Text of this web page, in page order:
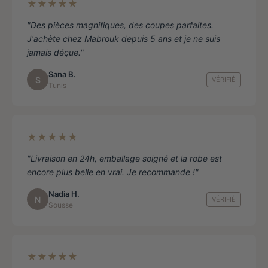
★★★★★
"Des pièces magnifiques, des coupes parfaites.
J'achète chez Mabrouk depuis 5 ans et je ne suis
jamais déçue."
S
Sana B.
Tunis
VÉRIFIÉ
★★★★★
"Livraison en 24h, emballage soigné et la robe est
encore plus belle en vrai. Je recommande !"
N
Nadia H.
Sousse
VÉRIFIÉ
★★★★★